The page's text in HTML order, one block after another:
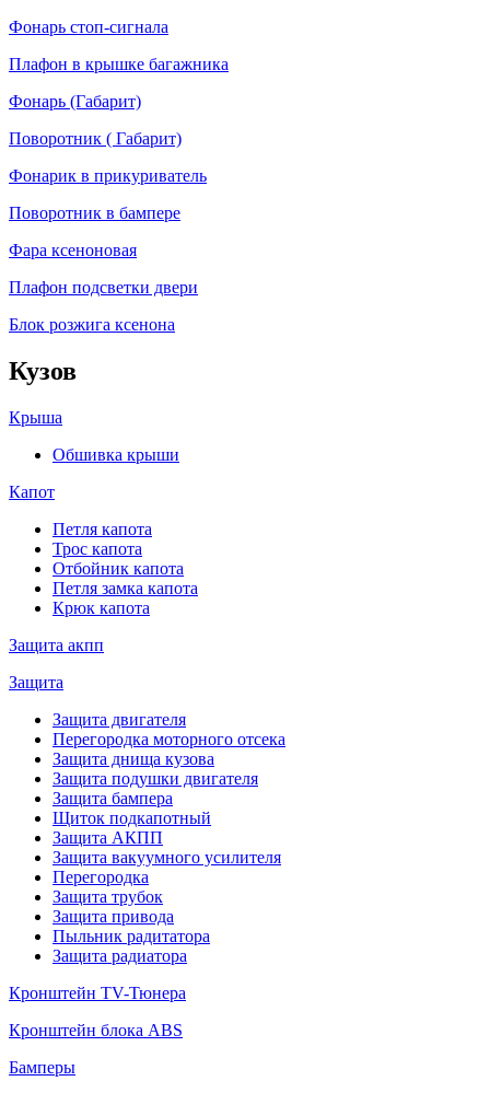
Фонарь стоп-сигнала
Плафон в крышке багажника
Фонарь (Габарит)
Поворотник ( Габарит)
Фонарик в прикуриватель
Поворотник в бампере
Фара ксеноновая
Плафон подсветки двери
Блок розжига ксенона
Кузов
Крыша
Обшивка крыши
Капот
Петля капота
Трос капота
Отбойник капота
Петля замка капота
Крюк капота
Защита акпп
Защита
Защита двигателя
Перегородка моторного отсека
Защита днища кузова
Защита подушки двигателя
Защита бампера
Щиток подкапотный
Защита АКПП
Защита вакуумного усилителя
Перегородка
Защита трубок
Защита привода
Пыльник радитатора
Защита радиатора
Кронштейн TV-Тюнера
Кронштейн блока ABS
Бамперы